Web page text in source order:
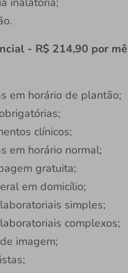
- R$ 214,90 por
em horário de plantão;
clínicos;
em horário normal;
gratuita;
em domicílio;
simples;
complexos;
imagem;